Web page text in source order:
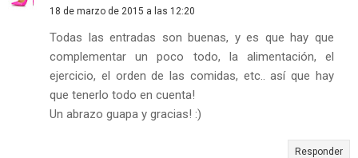
18 de marzo de 2015 a las 12:20
Todas las entradas son buenas, y es que hay que
complementar un poco todo, la alimentación, el
ejercicio, el orden de las comidas, etc.. así que hay
que tenerlo todo en cuenta!
Un abrazo guapa y gracias! :)
Responder